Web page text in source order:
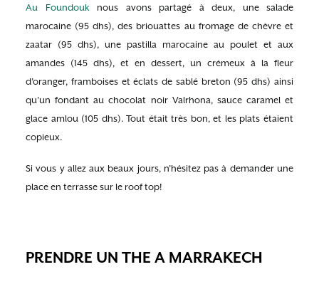
Au Foundouknous avons partagé à deux, une salade
marocaine (95 dhs), des briouattes au fromage de chèvre et
zaatar (95 dhs), une pastilla marocaine au poulet et aux
amandes (145 dhs), et en dessert, un crémeux à la fleur
d’oranger, framboises et éclats de sablé breton (95 dhs) ainsi
qu’un fondant au chocolat noir Valrhona, sauce caramel et
glace amlou (105 dhs). Tout était très bon, et les plats étaient
copieux.
Si vous y allez aux beaux jours, n’hésitez pas à demander une
place en terrasse sur le roof top!
PRENDRE UN THE A MARRAKECH